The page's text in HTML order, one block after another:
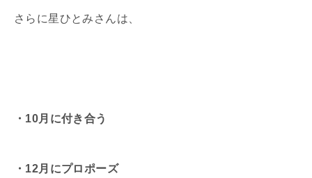
さらに星ひとみさんは、
・10月に付き合う
・12月にプロポーズ